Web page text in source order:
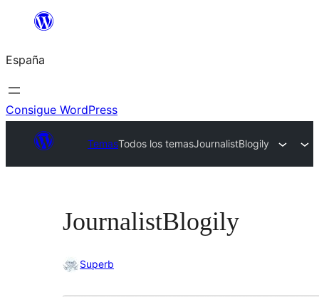
Saltar
contenido
España
Consigue WordPress
TemasTodos los temasJournalistBlogily
JournalistBlogily
Superb